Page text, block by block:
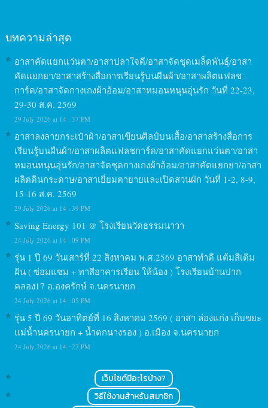
บทความล่าสุด
อาสาคัดแยกแว่นตา/อาสาปลาใจดี/อาสาจัดชุดเมล็ดพันธุ์/อาสา
คัดแยกยา/อาสาสร้างสื่อการเรียนรู้บนผืนผ้า/อาสาผลิตแฟลช
การ์ด/อาสาจัดกางเกงผ้าอ้อม/อาสาหมอนหนุนอุ่นรัก วันที่ 22-23,
29-30 ส.ค. 2569
29 July 2026 at 14 : 37 PM
อาสาลงลายกระเป๋าผ้า/อาสาเขียนศิลป์บนเสื้อ/อาสาสร้างสื่อการ
เรียนรู้บนผืนผ้า/อาสาผลิตแฟลชการ์ด/อาสาคัดแยกแว่นตา/อาสา
หมอนหนุนอุ่นรัก/อาสาจัดชุดกางเกงผ้าอ้อม/อาสาคัดแยกยา/อาสา
ผลิตดินกระดาษ/อาสาเยี่ยมตายายและเปิดสวนผัก วันที่ 1-2, 8-9,
15-16 ส.ค. 2569
29 July 2026 at 14 : 39 PM
Saving Energy 101 @ โรงเรียนวัดธรรมนาวา
24 July 2026 at 14 : 09 PM
รุ่น 1 ปี 69 วันเสาร์ที่ 22 สิงหาคม พ.ศ.2569 อาสาทำดี แต้มสีเติม
ฝัน ( ซ่อมแซม + ทาสีอาคารเรียน ให้น้อง ) โรงเรียนบ้านปาก
คลอง17 อ.องครักษ์ จ.นครนายก
24 July 2026 at 14 : 05 PM
รุ่น 5 ปี 69 วันอาทิตย์ที่ 16 สิงหาคม 2569 ( อาสา ล่องแก่ง เก็บขยะ
แม่น้ำนครนายก + น้ำตกนางรอง ) อ.เมือง จ.นครนายก
24 July 2026 at 14 : 27 PM
เว็บไซต์มีอะไรบ้าง?
วิธีใช้งานสำหรับสมาชิก